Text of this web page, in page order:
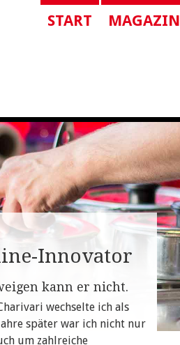
START MAGAZIN
Innovator
kann er nicht.
wechselte ich als
später war ich nicht nur
um zahlreiche